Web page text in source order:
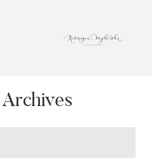
Archives
PORTFOLIO